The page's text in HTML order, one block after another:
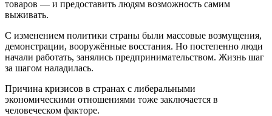
товаров — и предоставить людям возможность самим
выживать.
С изменением политики страны были массовые возмущения,
демонстрации, вооружённые восстания. Но постепенно люди
начали работать, занялись предпринимательством. Жизнь шаг
за шагом наладилась.
Причина кризисов в странах с либеральными
экономическими отношениями тоже заключается в
человеческом факторе.